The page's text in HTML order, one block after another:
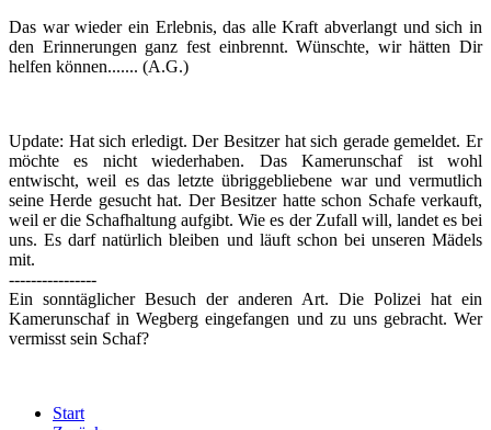
Das war wieder ein Erlebnis, das alle Kraft abverlangt und sich in
den Erinnerungen ganz fest einbrennt.Wünschte, wir hätten Dir
helfen können....... (A.G.)
Update: Hat sich erledigt. Der Besitzer hat sich gerade gemeldet. Er
möchte es nicht wiederhaben. Das Kamerunschaf ist wohl
entwischt, weil es das letzte übriggebliebene war und vermutlich
seine Herde gesucht hat. Der Besitzer hatte schon Schafe verkauft,
weil er die Schafhaltung aufgibt. Wie es der Zufall will, landet es bei
uns. Es darf natürlich bleiben und läuft schon bei unseren Mädels
mit.
----------------
Ein sonntäglicher Besuch der anderen Art. Die Polizei hat ein
Kamerunschaf in Wegberg eingefangen und zu uns gebracht. Wer
vermisst sein Schaf?
Start